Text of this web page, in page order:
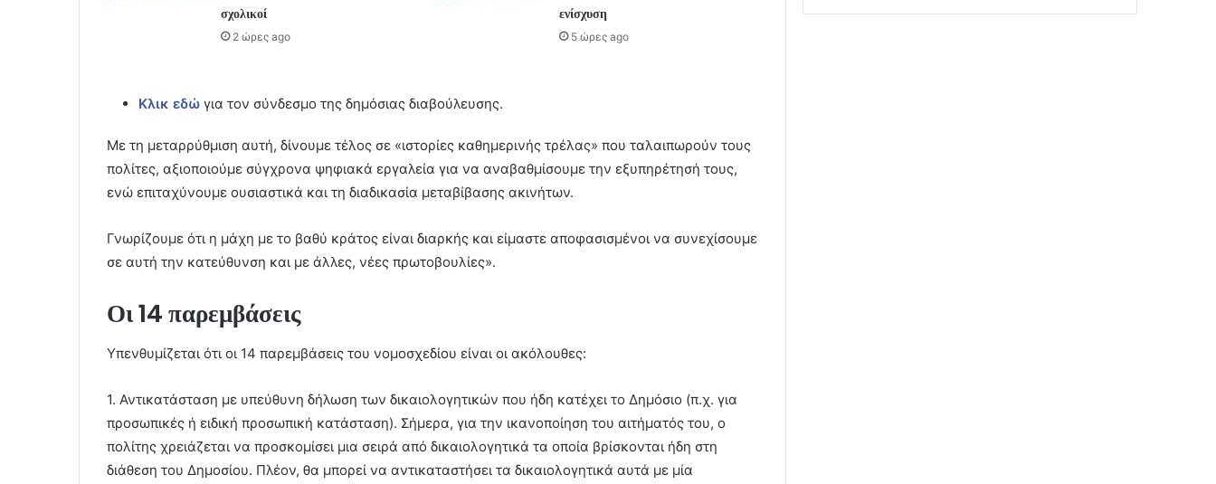
σχολικοί
2 ώρες ago
ενίσχυση
5 ώρες ago
Κλικ εδώ για τον σύνδεσμο της δημόσιας διαβούλευσης.
Με τη μεταρρύθμιση αυτή, δίνουμε τέλος σε «ιστορίες καθημερινής τρέλας» που ταλαιπωρούν τους
πολίτες, αξιοποιούμε σύγχρονα ψηφιακά εργαλεία για να αναβαθμίσουμε την εξυπηρέτησή τους,
ενώ επιταχύνουμε ουσιαστικά και τη διαδικασία μεταβίβασης ακινήτων.
Γνωρίζουμε ότι η μάχη με το βαθύ κράτος είναι διαρκής και είμαστε αποφασισμένοι να συνεχίσουμε
σε αυτή την κατεύθυνση και με άλλες, νέες πρωτοβουλίες».
Οι 14 παρεμβάσεις
Υπενθυμίζεται ότι οι 14 παρεμβάσεις του νομοσχεδίου είναι οι ακόλουθες:
1. Αντικατάσταση με υπεύθυνη δήλωση των δικαιολογητικών που ήδη κατέχει το Δημόσιο (π.χ. για
προσωπικές ή ειδική προσωπική κατάσταση). Σήμερα, για την ικανοποίηση του αιτήματός του, ο
πολίτης χρειάζεται να προσκομίσει μια σειρά από δικαιολογητικά τα οποία βρίσκονται ήδη στη
διάθεση του Δημοσίου. Πλέον, θα μπορεί να αντικαταστήσει τα δικαιολογητικά αυτά με μία